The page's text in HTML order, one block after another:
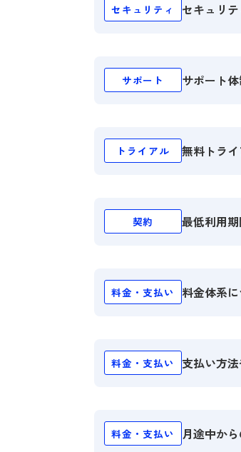
情報セキ
セキュリティ セキュリ
サポート サポート
トライアル 無料トラ
契約 最低利用
料金・支払い 料金体系
料金・支払い 支払い方
料金・支払い
月途中か